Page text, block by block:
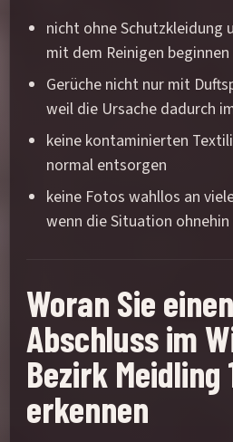
nicht ohne Schutzkleidung
mit dem Reinigen beginnen
Gerüche nicht nur mit
weil die Ursache dadurch
keine kontaminierten
normal entsorgen
keine Fotos wahllos an
wenn die Situation
Woran Sie
Abschluss im
Bezirk Meidling
erkennen